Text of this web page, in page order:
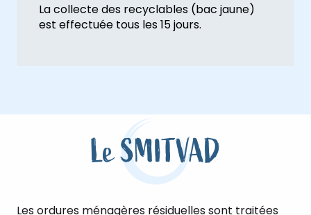
La collecte des recyclables (bac jaune)
est effectuée tous les 15 jours.
Le SMITVAD
Les ordures ménagères résiduelles sont traitées